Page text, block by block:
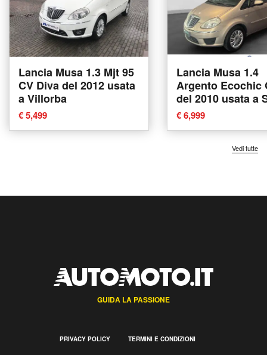
Lancia Musa 1.3 Mjt 95
CV Diva del 2012 usata
a Villorba
€ 5,499
Lancia Musa 1.4
Argento Ecochic
del 2010 usata a
Consilina
€ 6,999
Vedi tutte
GUIDA LA PASSIONE
PRIVACY POLICY TERMINI E CONDIZIONI